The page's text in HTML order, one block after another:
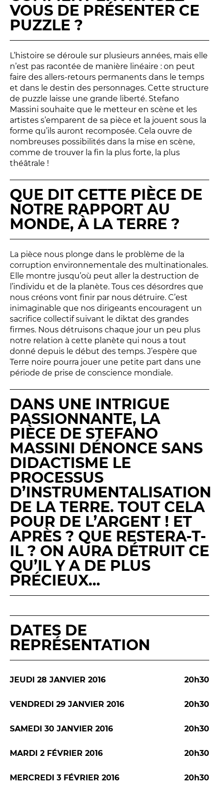
ADMINISTRATION 04 93 13 90 90
#tnn06
VOUS DE PRÉSENTER CE
PUZZLE ?
L’histoire se déroule sur plusieurs années, mais elle
n’est pas racontée de manière linéaire : on peut
faire des allers-retours permanents dans le temps
et dans le destin des personnages. Cette structure
de puzzle laisse une grande liberté. Stefano
Massini souhaite que le metteur en scène et les
artistes s’emparent de sa pièce et la jouent sous la
forme qu’ils auront recomposée. Cela ouvre de
nombreuses possibilités dans la mise en scène,
comme de trouver la fin la plus forte, la plus
théâtrale !
QUE DIT CETTE PIÈCE DE
NOTRE RAPPORT AU
MONDE, À LA TERRE ?
La pièce nous plonge dans le problème de la
corruption environnementale des multinationales.
Elle montre jusqu’où peut aller la destruction de
l’individu et de la planète. Tous ces désordres que
nous créons vont finir par nous détruire. C’est
inimaginable que nos dirigeants encouragent un
sacrifice collectif suivant le diktat des grandes
firmes. Nous détruisons chaque jour un peu plus
notre relation à cette planète qui nous a tout
donné depuis le début des temps. J’espère que
Terre noire pourra jouer une petite part dans une
période de prise de conscience mondiale.
DANS UNE INTRIGUE
PASSIONNANTE, LA
PIÈCE DE STEFANO
MASSINI DÉNONCE SANS
DIDACTISME LE
PROCESSUS
D’INSTRUMENTALISATION
DE LA TERRE. TOUT CELA
POUR DE L’ARGENT ! ET
APRÈS ? QUE RESTERA-T-
IL ? ON AURA DÉTRUIT CE
QU’IL Y A DE PLUS
PRÉCIEUX…
DATES DE
REPRÉSENTATION
JEUDI 28 JANVIER 2016 20h30
VENDREDI 29 JANVIER 2016 20h30
SAMEDI 30 JANVIER 2016 20h30
MARDI 2 FÉVRIER 2016 20h30
MERCREDI 3 FÉVRIER 2016 20h30